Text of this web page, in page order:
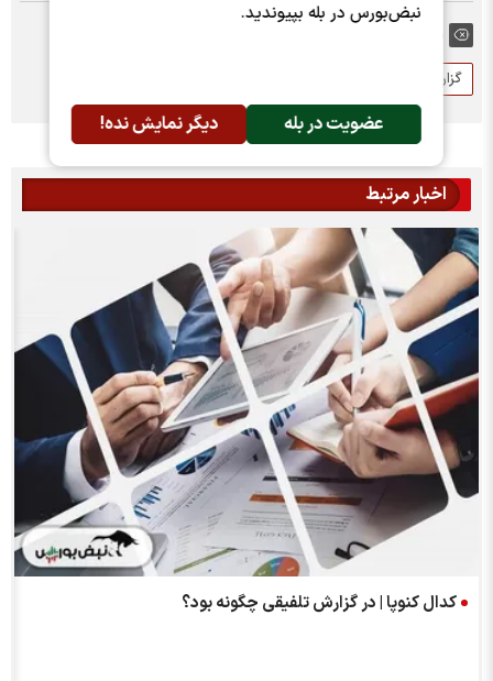
نبض‌بورس در بله بپیوندید.
عضویت در بله دیگر نمایش نده!
گزارش ماهانه
اخبار مرتبط
کدال کنوپا | در گزارش تلفیقی چگونه بود؟